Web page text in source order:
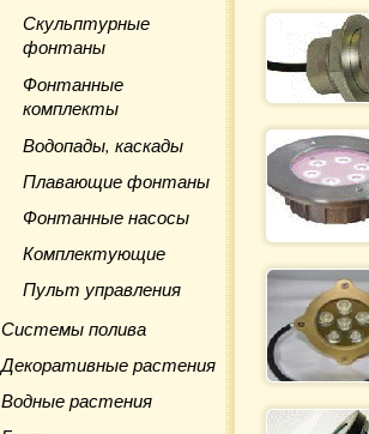
Скульптурные
фонтаны
Фонтанные
комплекты
Водопады, каскады
Плавающие фонтаны
Фонтанные насосы
Комплектующие
Пульт управления
Системы полива
Декоративные растения
Водные растения